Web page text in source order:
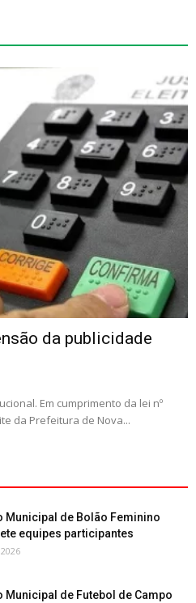
da publicidade
Em cumprimento da lei nº
da Prefeitura de Nova...
Municipal de Bolão Feminino
equipes participantes
Municipal de Futebol de Campo